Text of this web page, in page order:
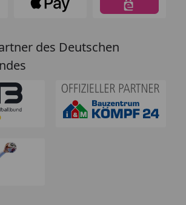
des Deutschen